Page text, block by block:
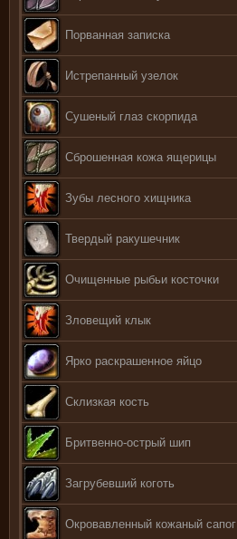
Порванная записка
Истрепанный узелок
Сушеный глаз скорпида
Сброшенная кожа ящерицы
Зубы лесного хищника
Твердый ракушечник
Очищенные рыбьи косточки
Зловещий клык
Ярко раскрашенное яйцо
Склизкая кость
Бритвенно-острый шип
Загрубевший коготь
Окровавленный кожаный сапог